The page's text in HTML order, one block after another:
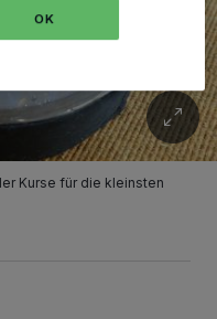
Kurse für die kleinsten
OK